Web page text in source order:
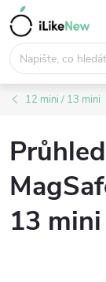
Přejít
na
obsah
12 mini / 13 mini
13 mini